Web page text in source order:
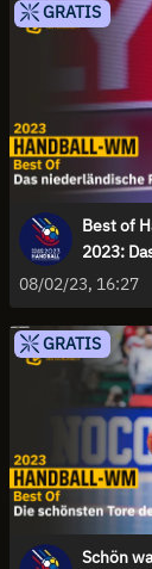
GRATIS
Best of
2023:
08/02/23, 16:27
GRATIS
Schön